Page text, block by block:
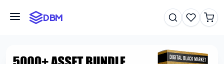
DBM